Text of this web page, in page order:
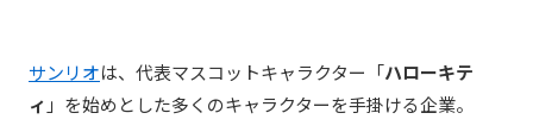
サンリオは、代表マスコットキャラクター「ハローキテ
ィ 」を始めとした多くのキャラクターを手掛ける企業。